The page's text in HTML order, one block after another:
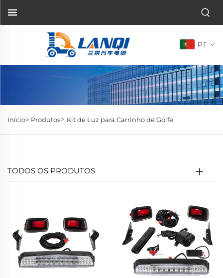
PT
Início> Produtos> Kit de Luz para Carrinho de Golfe
TODOS OS PRODUTOS